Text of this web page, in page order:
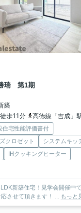
瑞 第1期
築
歩11分
高徳線「吉成」
住宅性能評価書付
クロゼット
システムキッ
IHクッキングヒーター
新築住宅！見学会開催中
ローン相談も柔軟に対応させて頂きます！ ... もっと